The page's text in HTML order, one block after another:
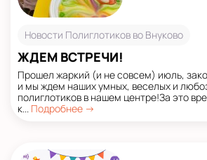
Новости Полиглотиков во Внуково
ЖДЕМ ВСТРЕЧИ!
Прошел жаркий (и не совсем) июль,
и мы ждем наших умных, веселых и
полиглотиков в нашем центре!За это
к... Подробнее →